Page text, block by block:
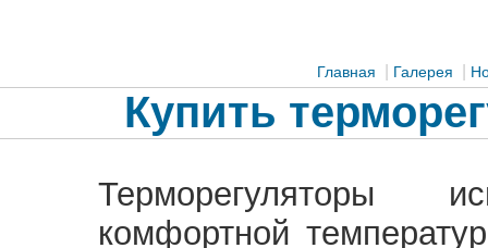
Главная Галерея
Купить
Терморегуляторы
комфортной